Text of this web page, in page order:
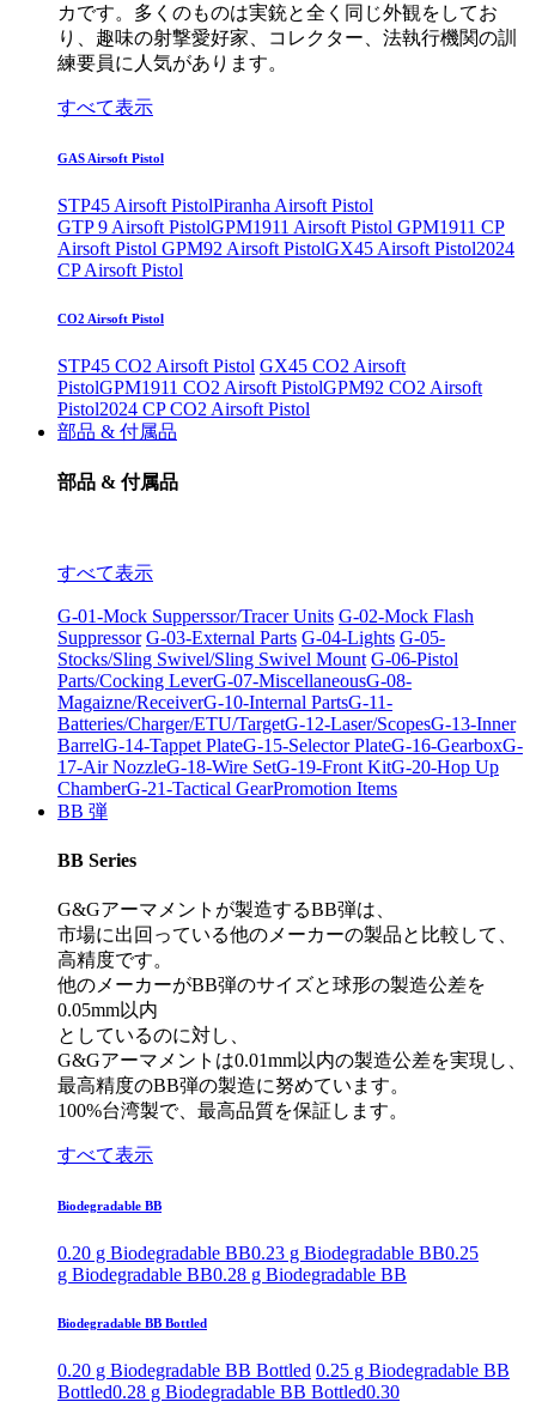
カです。多くのものは実銃と全く同じ外観をしてお
り、趣味の射撃愛好家、コレクター、法執行機関の訓
練要員に人気があります。
すべて表示
GAS Airsoft Pistol
STP45 Airsoft PistolPiranha Airsoft Pistol
GTP 9 Airsoft PistolGPM1911 Airsoft Pistol GPM1911 CP
Airsoft Pistol GPM92 Airsoft PistolGX45 Airsoft Pistol2024
CP Airsoft Pistol
CO2 Airsoft Pistol
STP45 CO2 Airsoft Pistol GX45 CO2 Airsoft
PistolGPM1911 CO2 Airsoft PistolGPM92 CO2 Airsoft
Pistol2024 CP CO2 Airsoft Pistol
部品 & 付属品
部品 & 付属品
すべて表示
G-01-Mock Supperssor/Tracer Units G-02-Mock Flash
Suppressor G-03-External Parts G-04-Lights G-05-
Stocks/Sling Swivel/Sling Swivel Mount G-06-Pistol
Parts/Cocking LeverG-07-MiscellaneousG-08-
Magaizne/ReceiverG-10-Internal PartsG-11-
Batteries/Charger/ETU/TargetG-12-Laser/ScopesG-13-Inner
BarrelG-14-Tappet PlateG-15-Selector PlateG-16-GearboxG-
17-Air NozzleG-18-Wire SetG-19-Front KitG-20-Hop Up
ChamberG-21-Tactical GearPromotion Items
BB 弾
BB Series
G&Gアーマメントが製造するBB弾は、
市場に出回っている他のメーカーの製品と比較して、
高精度です。
他のメーカーがBB弾のサイズと球形の製造公差を
0.05mm以内
としているのに対し、
G&Gアーマメントは0.01mm以内の製造公差を実現し、
最高精度のBB弾の製造に努めています。
100%台湾製で、最高品質を保証します。
すべて表示
Biodegradable BB
0.20 g Biodegradable BB0.23 g Biodegradable BB0.25
g Biodegradable BB0.28 g Biodegradable BB
Biodegradable BB Bottled
0.20 g Biodegradable BB Bottled 0.25 g Biodegradable BB
Bottled0.28 g Biodegradable BB Bottled0.30